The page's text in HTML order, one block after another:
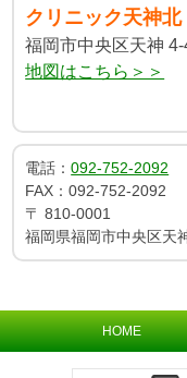
クリニック天神北
福岡市中央区天神
地図はこちら＞＞
電話：092-752-2092
FAX：092-752-2092
〒810-0001
福岡県福岡市中央区
HOME